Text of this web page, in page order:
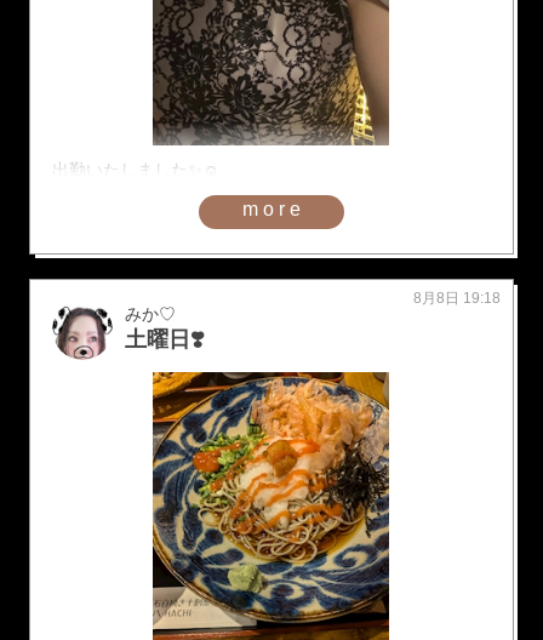
出勤いたしました✨☺️
more
みか♡
土曜日❣️
8月8日 19:18